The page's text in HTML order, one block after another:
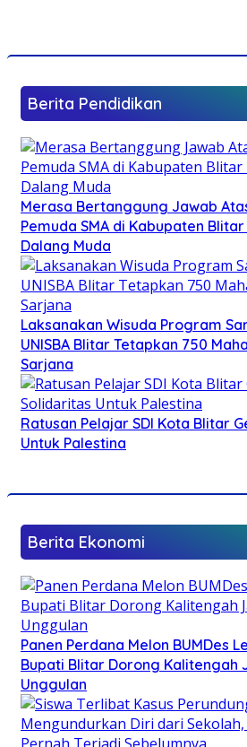
Berita Pendidikan
Merasa Bertanggung Jawab
Pemuda SMA di Kabupaten
Dalang Muda
Laksanakan Wisuda Program
UNISBA Blitar Tetapkan 750
Sarjana
Ratusan Pelajar SDI Kota Blitar
Untuk Palestina
Berita Ekonomi
Panen Perdana Melon BUMDes
Bupati Blitar Dorong Kalitengah
Unggulan